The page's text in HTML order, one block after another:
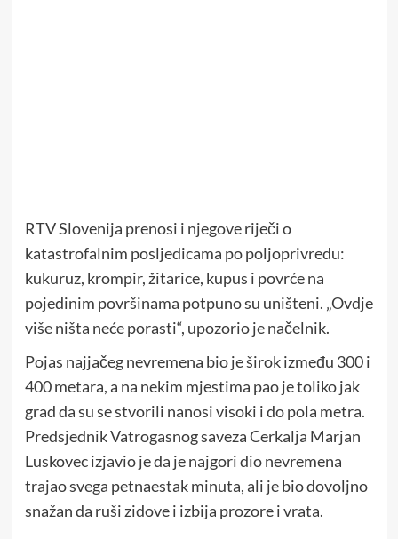
RTV Slovenija prenosi i njegove riječi o
katastrofalnim posljedicama po poljoprivredu:
kukuruz, krompir, žitarice, kupus i povrće na
pojedinim površinama potpuno su uništeni. „Ovdje
više ništa neće porasti“, upozorio je načelnik.
Pojas najjačeg nevremena bio je širok između 300 i
400 metara, a na nekim mjestima pao je toliko jak
grad da su se stvorili nanosi visoki i do pola metra.
Predsjednik Vatrogasnog saveza Cerkalja Marjan
Luskovec izjavio je da je najgori dio nevremena
trajao svega petnaestak minuta, ali je bio dovoljno
snažan da ruši zidove i izbija prozore i vrata.